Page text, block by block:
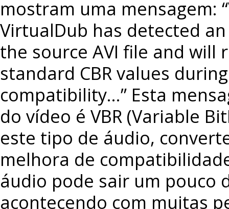
mostram uma mensagem:
VirtualDub has detected
the source AVI file and
standard CBR values
compatibility…” Esta
do vídeo é VBR (Variable
este tipo de áudio,
melhora de
áudio pode sair um pouco
acontecendo com muitas